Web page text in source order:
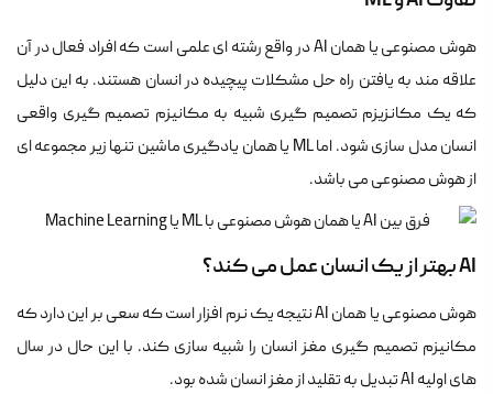
هوش مصنوعی یا همان AI در واقع رشته ای علمی است که افراد فعال در آن
علاقه مند به یافتن راه حل مشکلات پیچیده در انسان هستند. به این دلیل
که یک مکانزیزم تصمیم گیری شبیه به مکانیزم تصمیم گیری واقعی
انسان مدل سازی شود. اما ML یا همان یادگیری ماشین تنها زیر مجموعه ای
از هوش مصنوعی می باشد.
AI بهتر از یک انسان عمل می کند؟
هوش مصنوعی یا همان AI نتیجه یک نرم افزار است که سعی بر این دارد که
مکانیزم تصمیم گیری مغز انسان را شبیه سازی کند. با این حال در سال
های اولیه AI تبدیل به تقلید از مغز انسان شده بود.